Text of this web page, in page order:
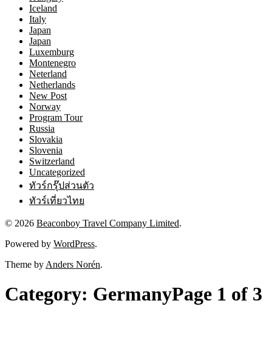
Iceland
Italy
Japan
Japan
Luxemburg
Montenegro
Neterland
Netherlands
New Post
Norway
Program Tour
Russia
Slovakia
Slovenia
Switzerland
Uncategorized
ทัวร์กรุ๊ปส่วนตัว
ทัวร์เที่ยวไทย
© 2026 Beaconboy Travel Company Limited.
Powered by WordPress.
Theme by Anders Norén.
Category: GermanyPage 1 of 3